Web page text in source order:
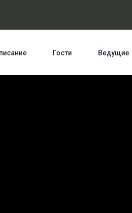
Гости Ведущие